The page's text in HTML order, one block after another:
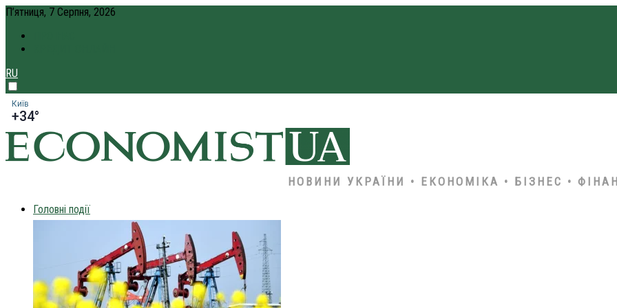
П’ятниця, 7 Серпня, 2026
RU
Київ
+34°
НОВИНИ УКРАЇНИ • ЕКОНОМІКА • БІЗНЕС •
Головні події